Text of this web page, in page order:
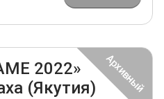
2022»
(Якутия)